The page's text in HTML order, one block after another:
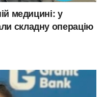
медицині: у
складну операцію